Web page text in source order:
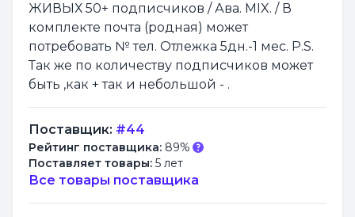
ЖИВЫХ 50+ подписчиков / Ава. MIX. / В
комплекте почта (родная) может
потребовать № тел. Отлежка 5дн.-1 мес. P.S.
Так же по количеству подписчиков может
быть ,как + так и небольшой - .
Поставщик: #44
Рейтинг поставщика: 89%
Поставляет товары: 5 лет
Все товары поставщика